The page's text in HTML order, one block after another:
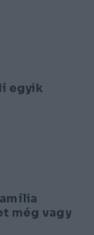
egyik
még vagy